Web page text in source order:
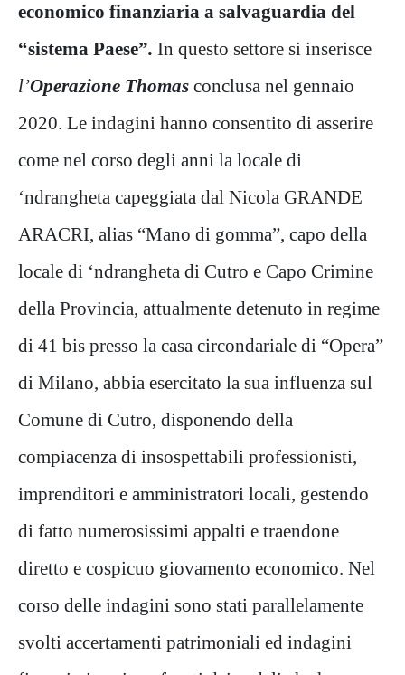
economico finanziaria a salvaguardia del
“sistema Paese”. In questo settore si inserisce
l’Operazione Thomas conclusa nel gennaio
2020. Le indagini hanno consentito di asserire
come nel corso degli anni la locale di
‘ndrangheta capeggiata dal Nicola GRANDE
ARACRI, alias “Mano di gomma”, capo della
locale di ‘ndrangheta di Cutro e Capo Crimine
della Provincia, attualmente detenuto in regime
di 41 bis presso la casa circondariale di “Opera”
di Milano, abbia esercitato la sua influenza sul
Comune di Cutro, disponendo della
compiacenza di insospettabili professionisti,
imprenditori e amministratori locali, gestendo
di fatto numerosissimi appalti e traendone
diretto e cospicuo giovamento economico. Nel
corso delle indagini sono stati parallelamente
svolti accertamenti patrimoniali ed indagini